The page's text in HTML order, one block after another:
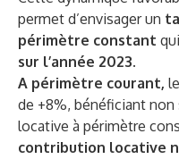
permet d’envisager un
périmètre constant
sur l’année 2023.
A périmètre courant,
de +8%, bénéficiant
locative à périmètre
contribution locative